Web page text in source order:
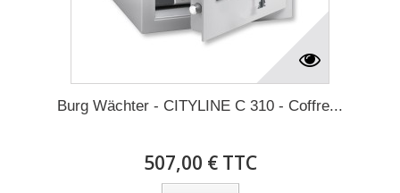
Burg Wächter - CITYLINE C 310 - Coffre...
507,00 € TTC